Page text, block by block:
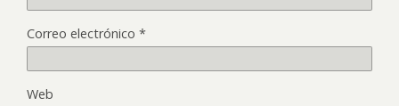
Correo electrónico *
Web